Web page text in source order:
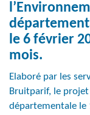
le 6 février
mois.
Elaboré par les
Bruitparif, le projet
départementale le